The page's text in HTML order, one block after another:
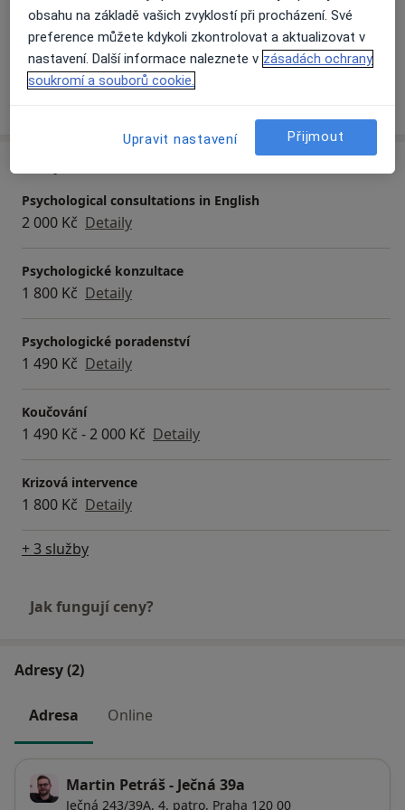
Pacienti, které ošetřuji
Dospělí (Pouze na některých adresách)
Psychological consultations in English
2 000 Kč Detaily
Psychologické konzultace
1 800 Kč Detaily
Psychologické poradenství
1 490 Kč Detaily
Koučování
1 490 Kč - 2 000 Kč Detaily
Krizová intervence
1 800 Kč Detaily
+ 3 služby
Jak fungují ceny?
Adresy (2)
Adresa Online
Martin Petráš - Ječná 39a
Ječná 243/39A, 4. patro, Praha 120 00
obsahu na základě vašich zvyklostí při procházení. Své
preference můžete kdykoli zkontrolovat a aktualizovat v
nastavení. Další informace naleznete v zásadách ochrany
soukromí a souborů cookie.
Upravit nastavení Přijmout